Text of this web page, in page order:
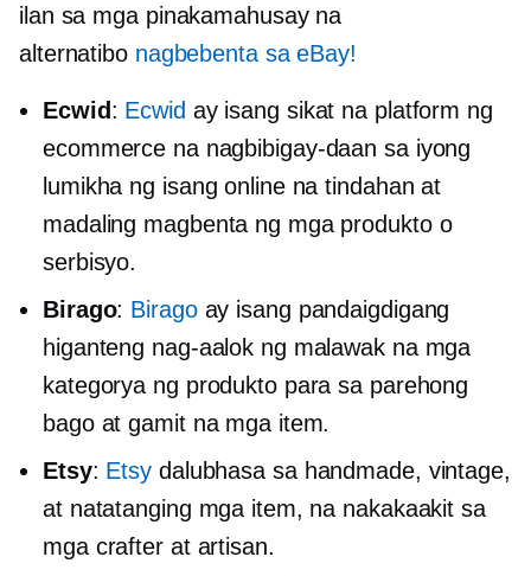
ilan sa mga pinakamahusay na
alternatibo nagbebenta sa eBay!
Ecwid: Ecwid ay isang sikat na platform ng
ecommerce na nagbibigay-daan sa iyong
lumikha ng isang online na tindahan at
madaling magbenta ng mga produkto o
serbisyo.
Birago: Biragoay isang pandaigdigang
higanteng nag-aalok ng malawak na mga
kategorya ng produkto para sa parehong
bago at gamit na mga item.
Etsy: Etsy dalubhasa sa handmade, vintage,
at natatanging mga item, na nakakaakit sa
mga crafter at artisan.